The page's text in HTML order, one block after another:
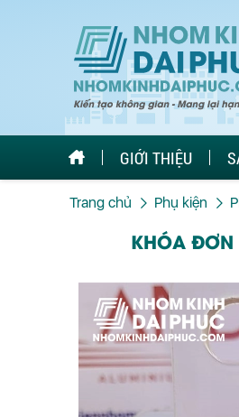
GIỚI THIỆU
Trang chủ Phụ kiện
KHÓA ĐƠN